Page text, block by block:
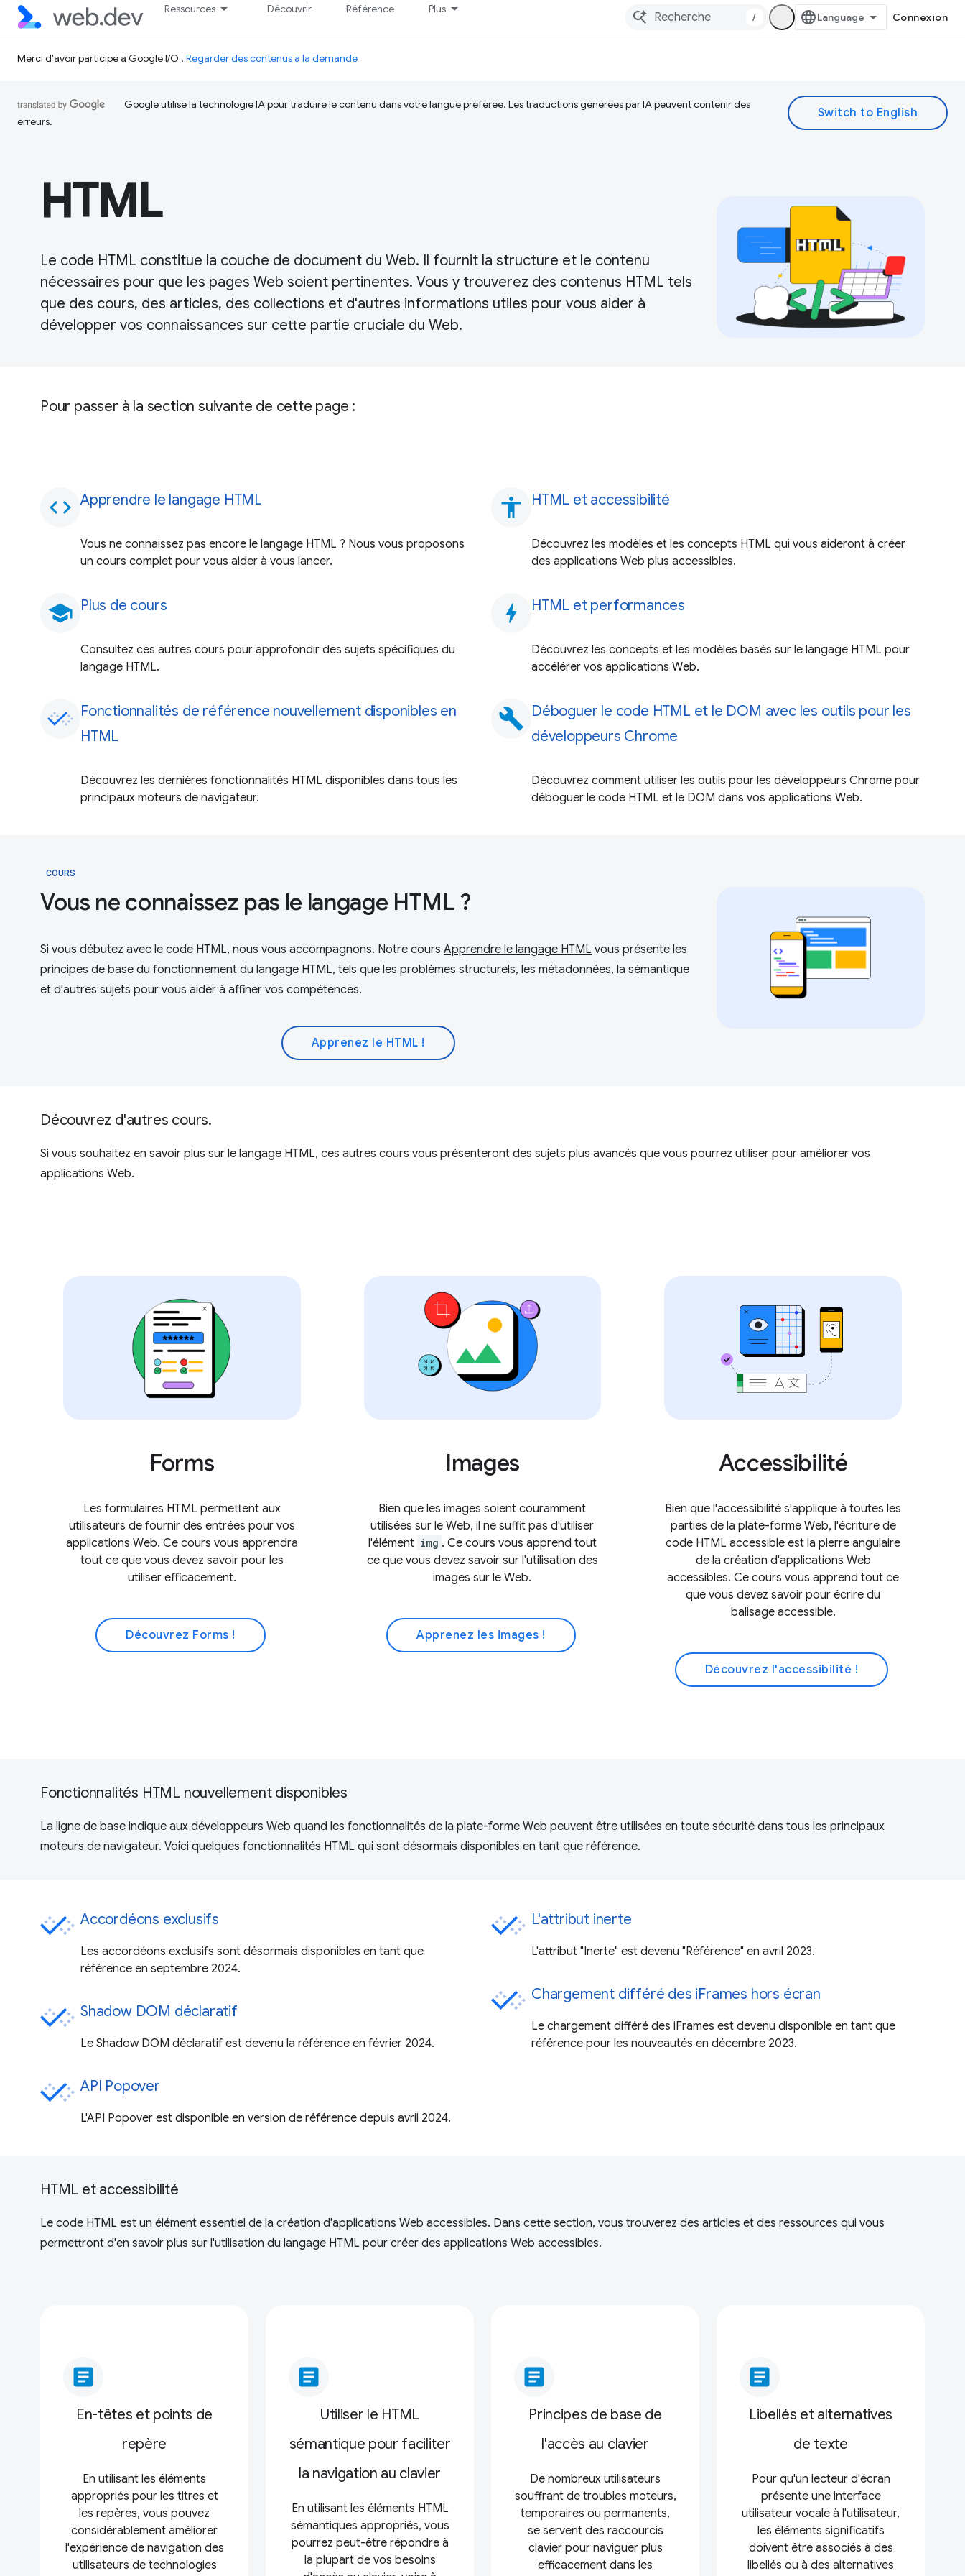
Ressources Découvrir Référence Plus
/ Connexion
Merci d'avoir participé à Google I/O ! Regarder des contenus à la demande
Google utilise la technologie IA pour traduire le contenu dans votre langue préférée. Les traductions générées par IA peuvent contenir des
erreurs.
HTML
Le code HTML constitue la couche de document du Web. Il fournit la structure et le contenu
nécessaires pour que les pages Web soient pertinentes. Vous y trouverez des contenus HTML tels
que des cours, des articles, des collections et d'autres informations utiles pour vous aider à
développer vos connaissances sur cette partie cruciale du Web.
Pour passer à la section suivante de cette page :
code Apprendre le langage HTML
Vous ne connaissez pas encore le langage HTML ? Nous vous proposons
un cours complet pour vous aider à vous lancer.
school Plus de cours
Consultez ces autres cours pour approfondir des sujets spécifiques du
langage HTML.
Fonctionnalités de référence nouvellement disponibles en
HTML
Découvrez les dernières fonctionnalités HTML disponibles dans tous les
principaux moteurs de navigateur.
accessibility HTML et accessibilité
Découvrez les modèles et les concepts HTML qui vous aideront à créer
des applications Web plus accessibles.
bolt HTML et performances
Découvrez les concepts et les modèles basés sur le langage HTML pour
accélérer vos applications Web.
build Déboguer le code HTML et le DOM avec les outils pour les
développeurs Chrome
Découvrez comment utiliser les outils pour les développeurs Chrome pour
déboguer le code HTML et le DOM dans vos applications Web.
COURS
Vous ne connaissez pas le langage HTML ?
Si vous débutez avec le code HTML, nous vous accompagnons. Notre cours Apprendre le langage HTML vous présente les
principes de base du fonctionnement du langage HTML, tels que les problèmes structurels, les métadonnées, la sémantique
et d'autres sujets pour vous aider à affiner vos compétences.
Apprenez le HTML !
Découvrez d'autres cours.
Si vous souhaitez en savoir plus sur le langage HTML, ces autres cours vous présenteront des sujets plus avancés que vous pourrez utiliser pour améliorer vos
applications Web.
Forms
Les formulaires HTML permettent aux
utilisateurs de fournir des entrées pour vos
applications Web. Ce cours vous apprendra
tout ce que vous devez savoir pour les
utiliser efficacement.
Découvrez Forms !
Images
Bien que les images soient couramment
utilisées sur le Web, il ne suffit pas d'utiliser
l'élément img . Ce cours vous apprend tout
ce que vous devez savoir sur l'utilisation des
images sur le Web.
Apprenez les images !
Accessibilité
Bien que l'accessibilité s'applique à toutes les
parties de la plate-forme Web, l'écriture de
code HTML accessible est la pierre angulaire
de la création d'applications Web
accessibles. Ce cours vous apprend tout ce
que vous devez savoir pour écrire du
balisage accessible.
Découvrez l'accessibilité !
Fonctionnalités HTML nouvellement disponibles
La ligne de base indique aux développeurs Web quand les fonctionnalités de la plate-forme Web peuvent être utilisées en toute sécurité dans tous les principaux
moteurs de navigateur. Voici quelques fonctionnalités HTML qui sont désormais disponibles en tant que référence.
Accordéons exclusifs
Les accordéons exclusifs sont désormais disponibles en tant que
référence en septembre 2024.
Shadow DOM déclaratif
Le Shadow DOM déclaratif est devenu la référence en février 2024.
API Popover
L'API Popover est disponible en version de référence depuis avril 2024.
L'attribut inerte
L'attribut "Inerte" est devenu "Référence" en avril 2023.
Chargement différé des iFrames hors écran
Le chargement différé des iFrames est devenu disponible en tant que
référence pour les nouveautés en décembre 2023.
HTML et accessibilité
Le code HTML est un élément essentiel de la création d'applications Web accessibles. Dans cette section, vous trouverez des articles et des ressources qui vous
permettront d'en savoir plus sur l'utilisation du langage HTML pour créer des applications Web accessibles.
article
En-têtes et points de
repère
En utilisant les éléments
appropriés pour les titres et
les repères, vous pouvez
considérablement améliorer
l'expérience de navigation des
utilisateurs de technologies
article
Utiliser le HTML
sémantique pour faciliter
la navigation au clavier
En utilisant les éléments HTML
sémantiques appropriés, vous
pourrez peut-être répondre à
la plupart de vos besoins
article
Principes de base de
l'accès au clavier
De nombreux utilisateurs
souffrant de troubles moteurs,
temporaires ou permanents,
se servent des raccourcis
clavier pour naviguer plus
efficacement dans les
article
Libellés et alternatives
de texte
Pour qu'un lecteur d'écran
présente une interface
utilisateur vocale à l'utilisateur,
les éléments significatifs
doivent être associés à des
libellés ou à des alternatives